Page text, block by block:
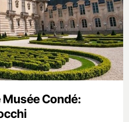
Condé: